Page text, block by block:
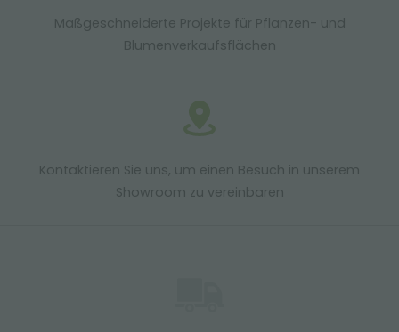
Maßgeschneiderte Projekte für Pflanzen- und
Blumenverkaufsflächen
Kontaktieren Sie uns, um einen Besuch in unserem
Showroom zu vereinbaren